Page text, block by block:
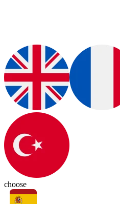
choose